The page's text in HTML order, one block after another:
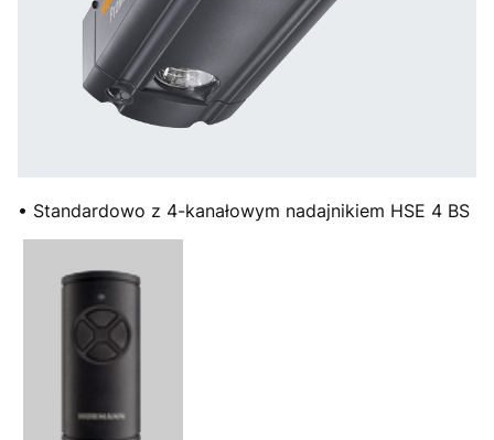
• Standardowo z 4-kanałowym nadajnikiem HSE 4 BS